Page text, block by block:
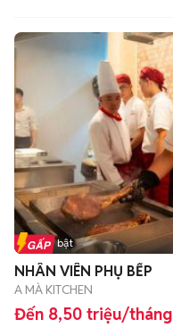
Tin nổi bật
NHÂN VIÊN PHỤ BẾP
A MÀ KITCHEN
Đến 8,50 triệu/tháng